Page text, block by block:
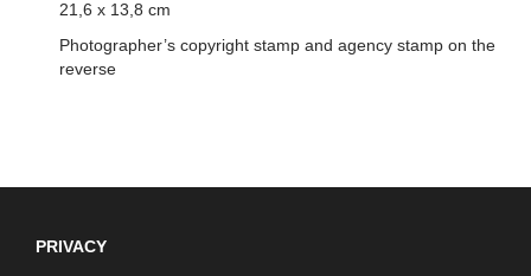
21,6 x 13,8 cm
Photographer’s copyright stamp and agency stamp on the
reverse
PRIVACY